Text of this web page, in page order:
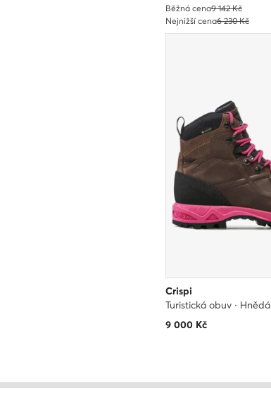
Běžná cena9 142 Kč
Nejnižší cena6 230 Kč
Crispi
Turistická obuv · Hnědá
9 000Kč